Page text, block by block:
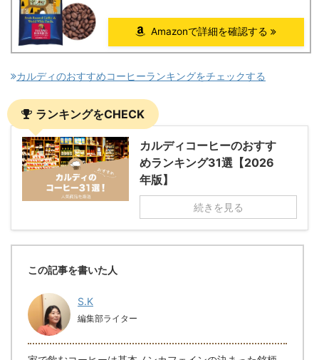
Amazonで詳細を確認する
カルディのおすすめコーヒーランキングをチェックする
ランキングをCHECK
カルディコーヒーのおすす
めランキング31選【2026
年版】
続きを見る
この記事を書いた人
S.K
編集部ライター